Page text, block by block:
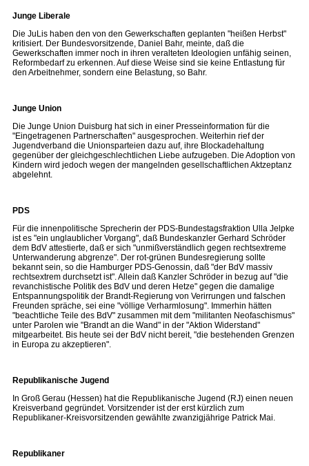
Junge Liberale
Die JuLis haben den von den Gewerkschaften geplanten "heißen Herbst"
kritisiert. Der Bundesvorsitzende, Daniel Bahr, meinte, daß die
Gewerkschaften immer noch in ihren veralteten Ideologien unfähig seinen,
Reformbedarf zu erkennen. Auf diese Weise sind sie keine Entlastung für
den Arbeitnehmer, sondern eine Belastung, so Bahr.
Junge Union
Die Junge Union Duisburg hat sich in einer Presseinformation für die
"Eingetragenen Partnerschaften" ausgesprochen. Weiterhin rief der
Jugendverband die Unionsparteien dazu auf, ihre Blockadehaltung
gegenüber der gleichgeschlechtlichen Liebe aufzugeben. Die Adoption von
Kindern wird jedoch wegen der mangelnden gesellschaftlichen Aktzeptanz
abgelehnt.
PDS
Für die innenpolitische Sprecherin der PDS-Bundestagsfraktion Ulla Jelpke
ist es "ein unglaublicher Vorgang", daß Bundeskanzler Gerhard Schröder
dem BdV attestierte, daß er sich "unmißverständlich gegen rechtsextreme
Unterwanderung abgrenze". Der rot-grünen Bundesregierung sollte
bekannt sein, so die Hamburger PDS-Genossin, daß "der BdV massiv
rechtsextrem durchsetzt ist". Allein daß Kanzler Schröder in bezug auf "die
revanchistische Politik des BdV und deren Hetze" gegen die damalige
Entspannungspolitik der Brandt-Regierung von Verirrungen und falschen
Freunden spräche, sei eine "völlige Verharmlosung". Immerhin hätten
"beachtliche Teile des BdV" zusammen mit dem "militanten Neofaschismus"
unter Parolen wie "Brandt an die Wand" in der "Aktion Widerstand"
mitgearbeitet. Bis heute sei der BdV nicht bereit, "die bestehenden Grenzen
in Europa zu akzeptieren".
Republikanische Jugend
In Groß Gerau (Hessen) hat die Republikanische Jugend (RJ) einen neuen
Kreisverband gegründet. Vorsitzender ist der erst kürzlich zum
Republikaner-Kreisvorsitzenden gewählte zwanzigjährige Patrick Mai.
Republikaner